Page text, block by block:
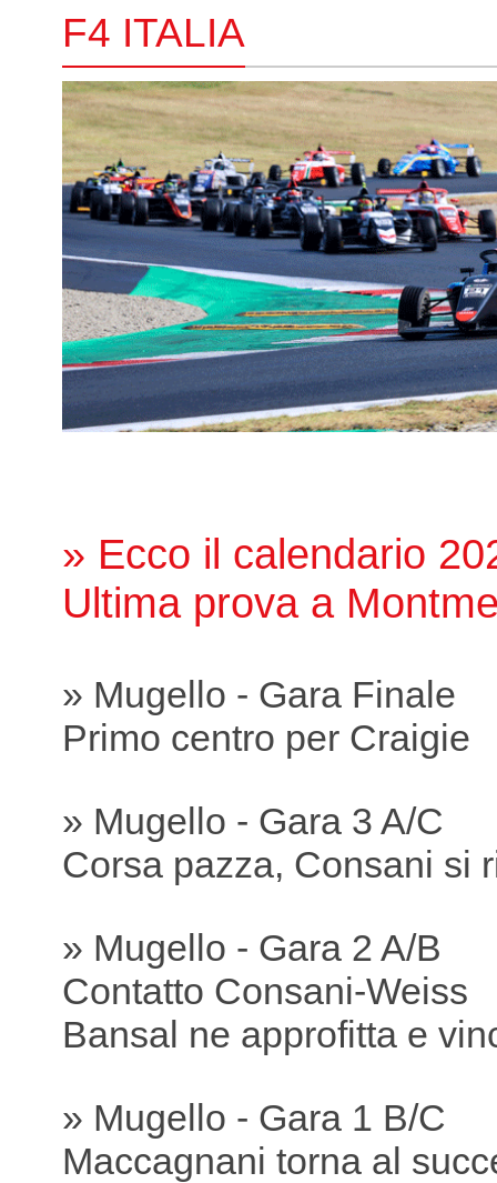
F4 ITALIA
» Ecco il calendario
Ultima prova a
» Mugello - Gara Finale
Primo centro per Craigie
» Mugello - Gara 3 A/C
Corsa pazza, Consani si
» Mugello - Gara 2 A/B
Contatto Consani-Weiss
Bansal ne approfitta e
» Mugello - Gara 1 B/C
Maccagnani torna al